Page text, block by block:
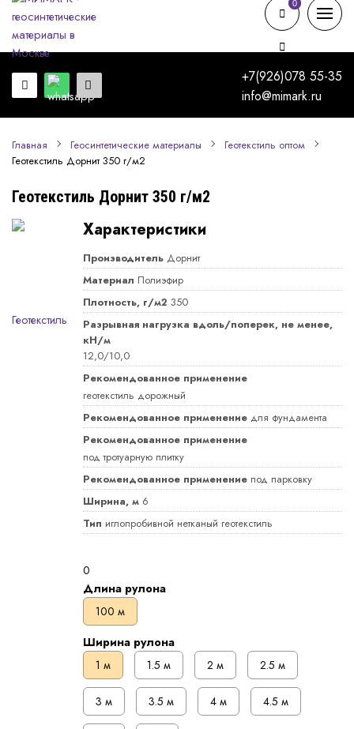
+7(926)078 55-35
info@mimark.ru
0
0
Главная Геосинтетические материалы Геотекстиль оптом
Геотекстиль Дорнит 350 г/м2
Геотекстиль Дорнит 350 г/м2
Характеристики
Производитель Дорнит
Материал Полиэфир
Плотность, г/м2 350
Разрывная нагрузка вдоль/поперек, не менее,
кН/м
12,0/10,0
Рекомендованное применение
геотекстиль дорожный
Рекомендованное применение для фундамента
Рекомендованное применение
под тротуарную плитку
Рекомендованное применение под парковку
Ширина, м 6
Тип иглопробивной нетканый геотекстиль
0
Длина рулона
100 м
Ширина рулона
1 м
1.5 м 2 м 2.5 м
3 м 3.5 м 4 м 4.5 м